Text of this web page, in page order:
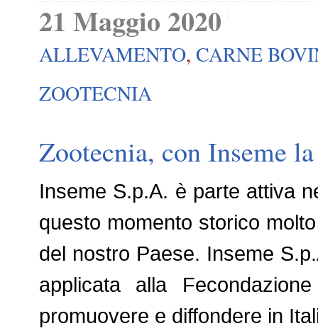
21 Maggio 2020
ALLEVAMENTO, CARNE
ZOOTECNIA
Zootecnia, con Inseme
Inseme S.p.A. è parte attiva
questo momento storico
del nostro Paese. Inseme
applicata alla
promuovere e diffondere in